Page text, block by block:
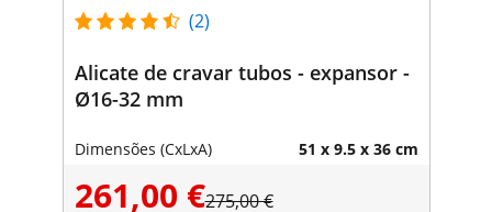
(2)
Alicate de cravar tubos - expansor -
Ø16-32 mm
Dimensões (CxLxA) 51 x 9.5 x 36 cm
261,00 €275,00 €